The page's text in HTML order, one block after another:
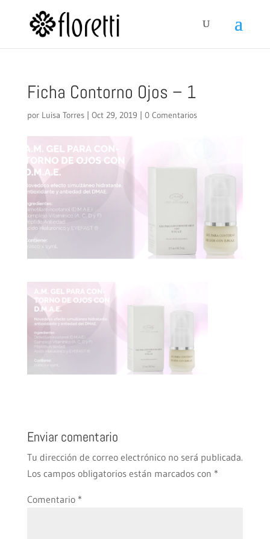
Ficha Contorno Ojos – 1
por Luisa Torres| Oct 29, 2019 | 0 Comentarios
Enviar comentario
Tu dirección de correo electrónico no será publicada.
Los campos obligatorios están marcados con *
Comentario *